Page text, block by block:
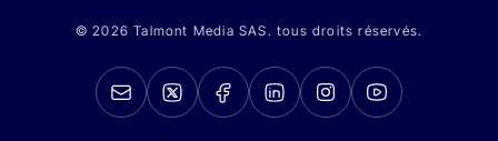
© 2026 Talmont Media SAS. tous droits réservés.